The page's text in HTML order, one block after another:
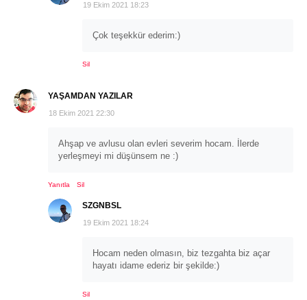
19 Ekim 2021 18:23
Çok teşekkür ederim:)
Sil
YAŞAMDAN YAZILAR
18 Ekim 2021 22:30
Ahşap ve avlusu olan evleri severim hocam. İlerde
yerleşmeyi mi düşünsem ne :)
Yanıtla Sil
SZGNBSL
19 Ekim 2021 18:24
Hocam neden olmasın, biz tezgahta biz açar
hayatı idame ederiz bir şekilde:)
Sil